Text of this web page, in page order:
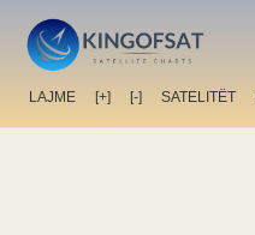
LAJME [+] [-] SATELITËT